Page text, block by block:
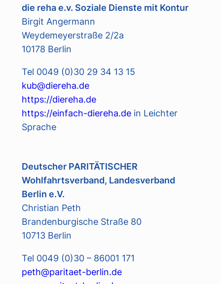
die reha e.v. Soziale Dienste mit Kontur
Birgit Angermann
Weydemeyerstraße 2/2a
10178 Berlin
Tel 0049 (0)30 29 34 13 15
kub@diereha.de
https://diereha.de
https://einfach-diereha.dein Leichter
Sprache
Deutscher PARITÄTISCHER
Wohlfahrtsverband, Landesverband
Berlin e.V.
Christian Peth
Brandenburgische Straße 80
10713 Berlin
Tel 0049 (0)30 – 86001 171
peth@paritaet-berlin.de